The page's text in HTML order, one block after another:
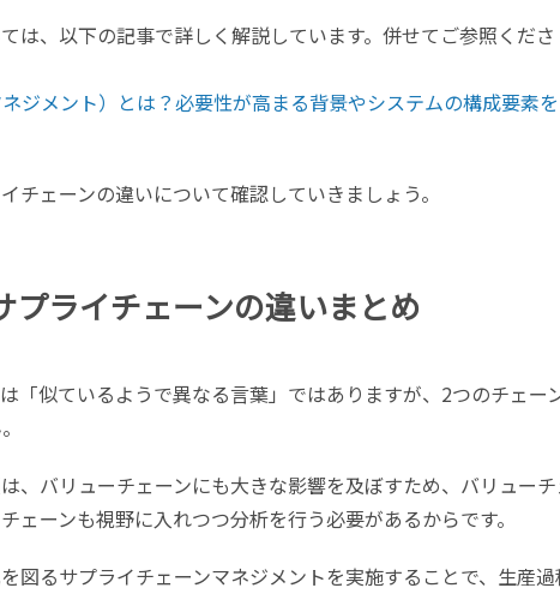
は、以下の記事で詳しく解説しています。併せてご参照くださ
ジメント）とは？必要性が高まる背景やシステムの構成要素
チェーンの違いについて確認していきましょう。
プライチェーンの違いまとめ
「似ているようで異なる言葉」ではありますが、2つのチェー
、バリューチェーンにも大きな影響を及ぼすため、バリューチ
ェーンも視野に入れつつ分析を行う必要があるからです。
図るサプライチェーンマネジメントを実施することで、生産過